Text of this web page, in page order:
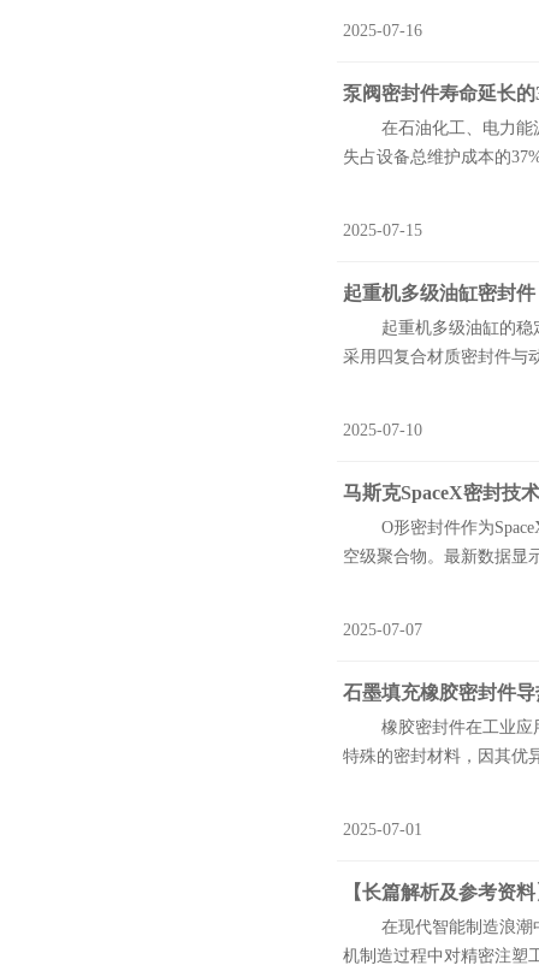
2025-07-16
泵阀密封件寿命延长
在石油化工、电力能源
失占设备总维护成本的
2025-07-15
起重机多级油缸密封
起重机多级油缸的稳定
采用四复合材质密封件与
2025-07-10
马斯克SpaceX密封技
O形密封件作为SpaceX
空级聚合物。最新数据显
2025-07-07
石墨填充橡胶密封件
橡胶密封件在工业应用
特殊的密封材料，因其优
2025-07-01
【长篇解析及参考资
在现代智能制造浪潮中
机制造过程中对精密注塑